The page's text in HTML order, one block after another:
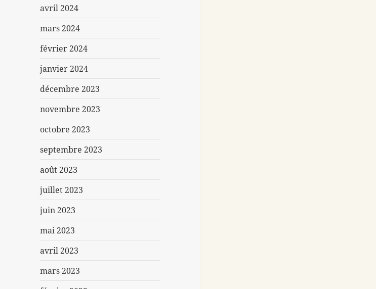
avril 2024
mars 2024
février 2024
janvier 2024
décembre 2023
novembre 2023
octobre 2023
septembre 2023
août 2023
juillet 2023
juin 2023
mai 2023
avril 2023
mars 2023